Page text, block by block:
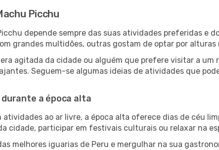
Picchu
depende sempre das suas atividades preferidas e
grandes multidões, outras gostam de optar por
agitada da cidade ou alguém que prefere visitar a um
Seguem-se algumas ideias de atividades que
durante a época alta
ao ar livre, a época alta oferece dias de céu
cidade, participar em festivais culturais ou relaxar na
melhores iguarias de Peru e mergulhar na sua